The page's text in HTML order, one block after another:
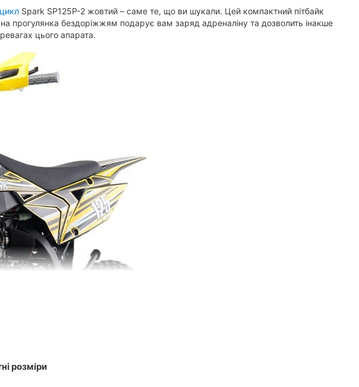
Spark SP125P-2 жовтий – саме те, що ви шукали. Цей компактний пітбайк
прогулянка бездоріжжям подарує вам заряд адреналіну та дозволить інакше
цього апарата.
розміри